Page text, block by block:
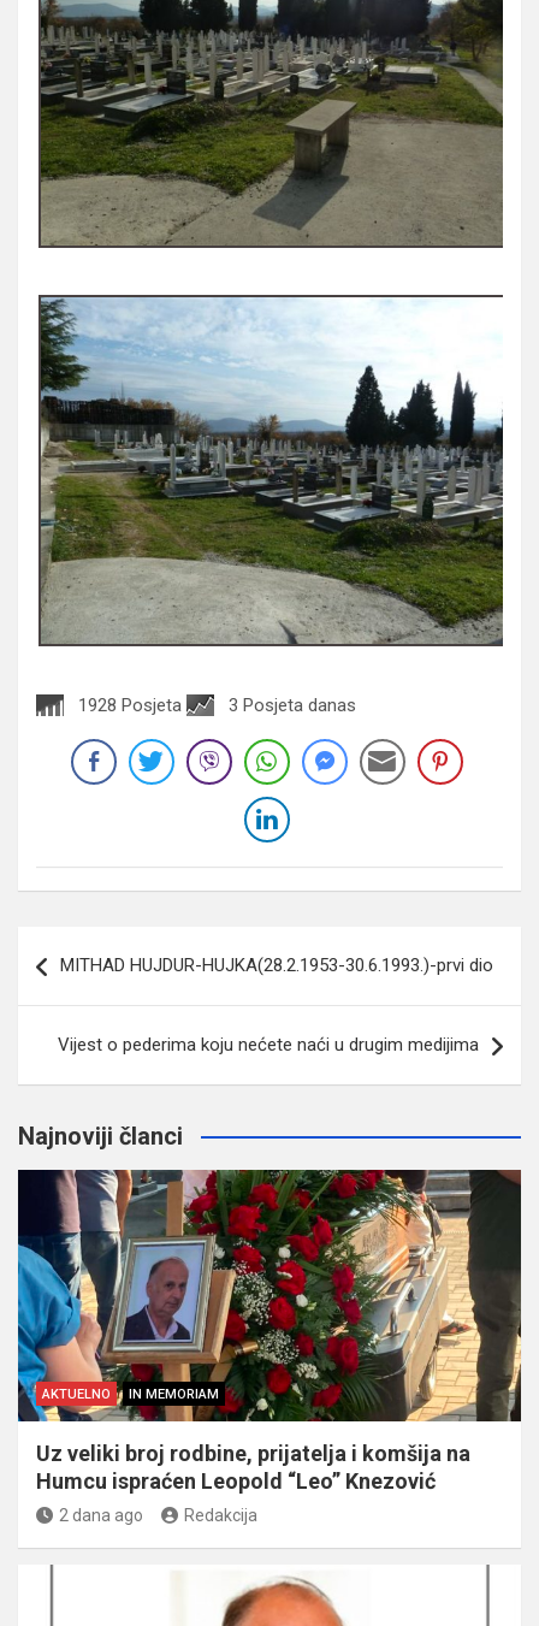
1928 Posjeta 3 Posjeta danas
članaka
MITHAD HUJDUR-HUJKA(28.2.1953-30.6.1993.)-prvi dio
Vijest o pederima koju nećete naći u drugim medijima
Najnoviji članci
AKTUELNO IN MEMORIAM
Uz veliki broj rodbine, prijatelja i komšija na
Humcu ispraćen Leopold “Leo” Knezović
2 dana ago Redakcija